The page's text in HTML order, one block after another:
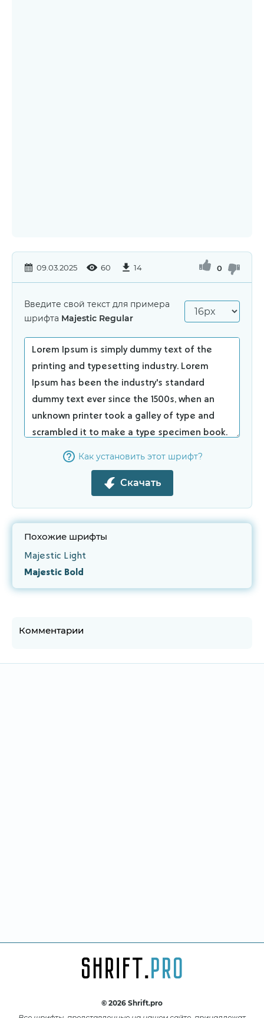
09.03.2025 60 14 0
Введите свой текст для примера
шрифта Majestic Regular
Как установить этот шрифт?
Скачать
Похожие шрифты
Majestic Light
Majestic Bold
Комментарии
© 2026 Shrift.pro